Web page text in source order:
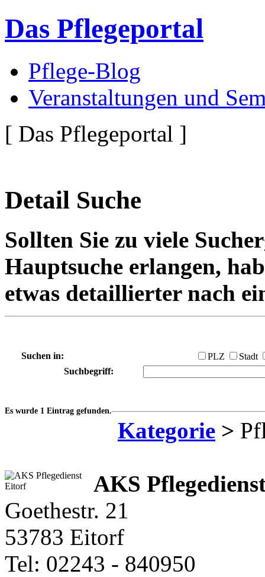
Das Pflegeportal
Pflege-Blog
Veranstaltungen und
[ Das Pflegeportal ]
Detail Suche
Sollten Sie zu viele
Hauptsuche erlangen,
etwas detaillierter nach
Suchen in: PLZ
Stadt
Suchbegriff:
Es wurde 1 Eintrag gefunden.
Kategorie >
AKS
Goethestr. 21
53783 Eitorf
Tel: 02243 - 840950